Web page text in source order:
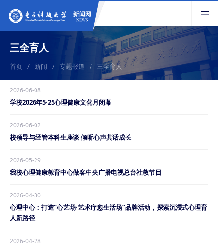
三全育人
首页 / 新闻 / 专题报道 / 三全育人
2026-06-08
学校2026年5·25心理健康文化月闭幕
2026-06-02
校领导与经管本科生座谈 倾听心声共话成长
2026-05-29
我校心理健康教育中心做客中央广播电视总台社教节目
2026-04-30
心理中心：打造“心艺场·艺术疗愈生活场”品牌活动，探索沉浸式心理育
人新路径
2026-04-28